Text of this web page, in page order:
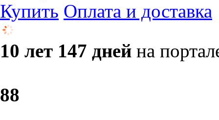
Купить Оплата и доставка
10 лет 147 дней на
88